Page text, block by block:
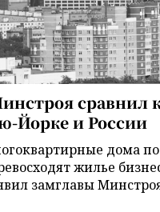
сравнил
Йорке и России
дома
жилье
замглавы